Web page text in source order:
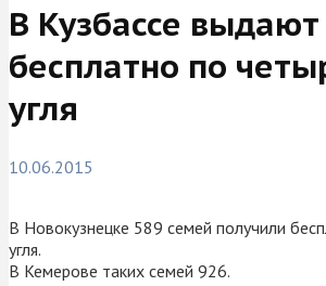
В Кузбассе выдают
бесплатно по
угля
10.06.2015
В Новокузнецке 589 семей получили
угля.
В Кемерове таких семей 926.